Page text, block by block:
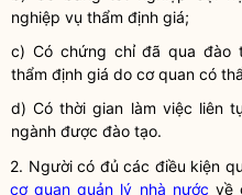
nghiệp vụ thẩm định giá;
c) Có chứng chỉ đã qua đào
thẩm định giá do cơ quan có
d) Có thời gian làm việc liên
ngành được đào tạo.
2. Người có đủ các điều kiện
cơ quan quản lý nhà nước về